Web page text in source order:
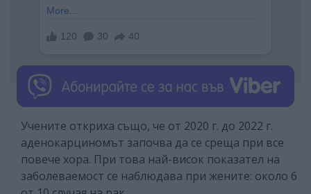
Учените откриха също, че от 2020 г. до 2022 г.
аденокарциномът започва да се среща при все
повече хора. При това най-висок показател на
заболеваемост се наблюдава при жените: около 6